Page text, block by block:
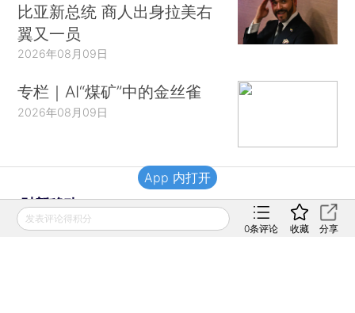
比亚新总统 商人出身拉美右
翼又一员
2026年08月09日
专栏｜AI“煤矿”中的金丝雀
2026年08月09日
财新移动
发表评论得积分
0条评论 收藏 分享
App 内打开